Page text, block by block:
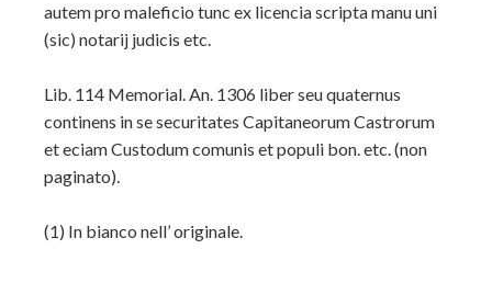
autem pro maleficio tunc ex licencia scripta manu uni
(sic) notarij judicis etc.
Lib. 114 Memorial. An. 1306 liber seu quaternus
continens in se securitates Capitaneorum Castrorum
et eciam Custodum comunis et populi bon. etc. (non
paginato).
(1) In bianco nell’ originale.